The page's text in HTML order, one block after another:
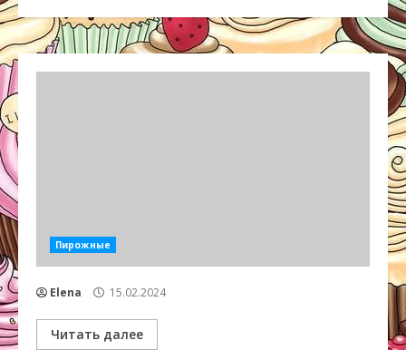
Пирожные
Elena 15.02.2024
Читать далее